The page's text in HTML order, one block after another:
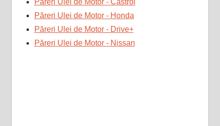
Păreri Ulei de Motor - Castrol
Păreri Ulei de Motor - Honda
Păreri Ulei de Motor - Drive+
Păreri Ulei de Motor - Nissan